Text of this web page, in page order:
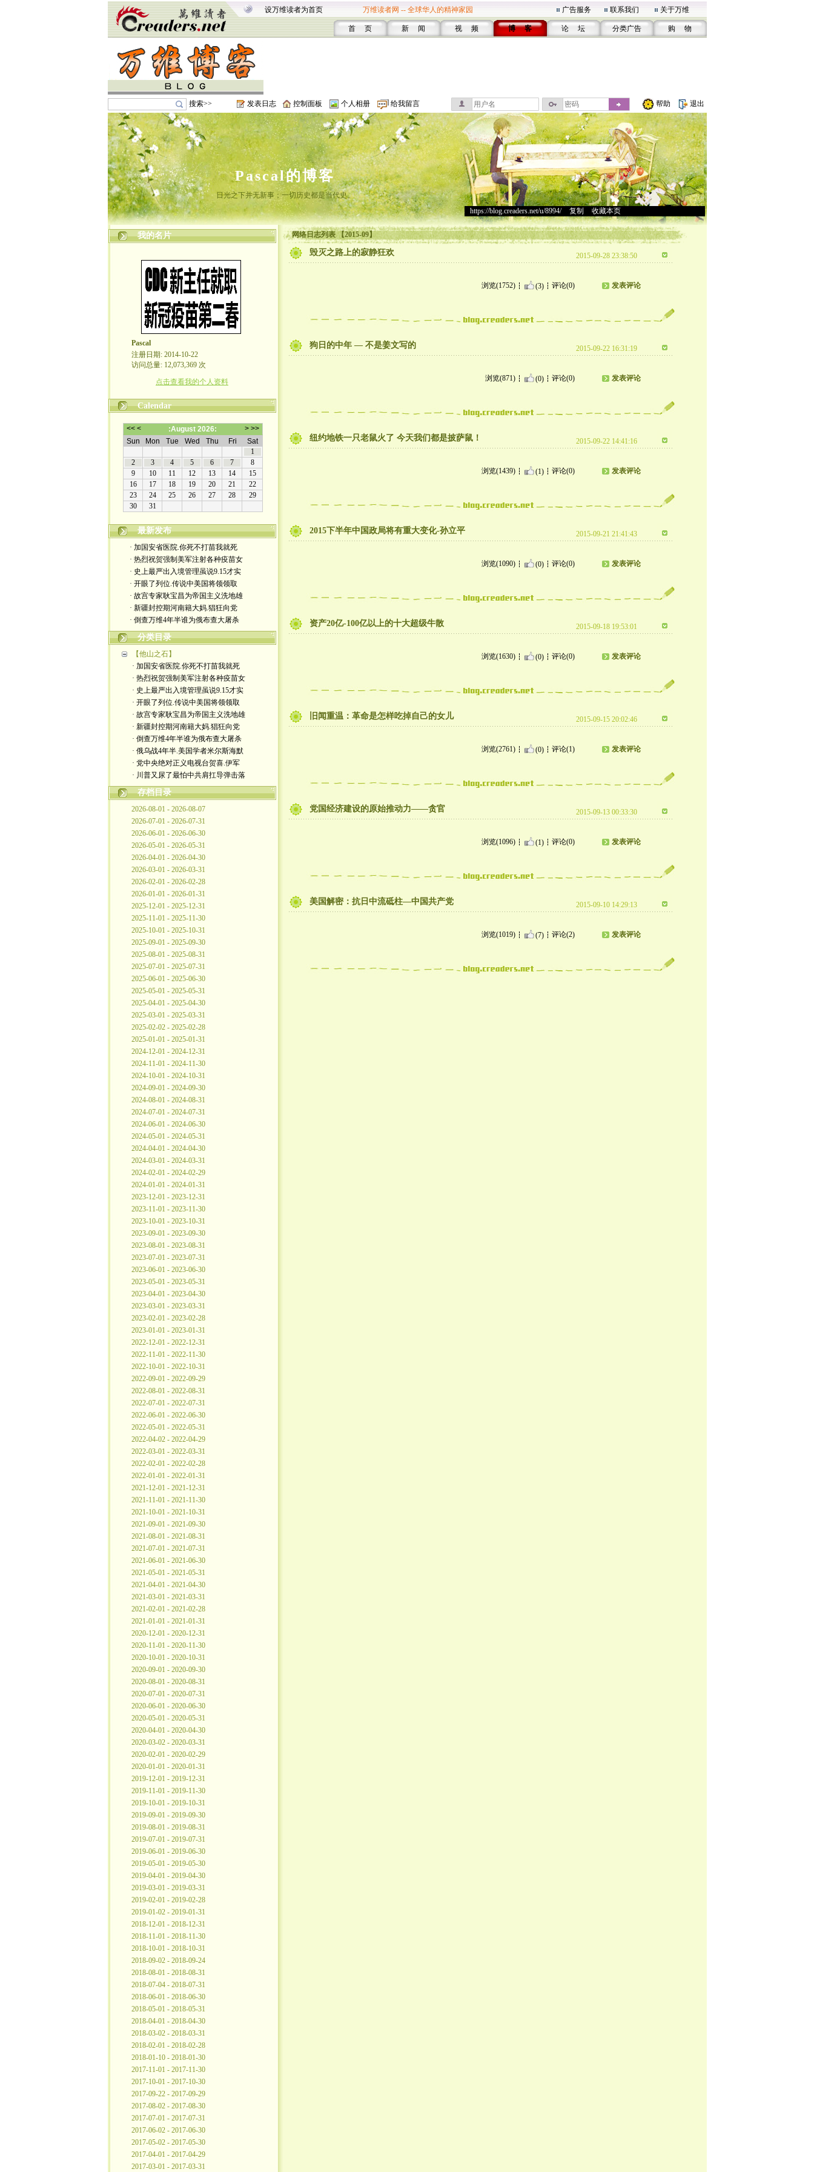
设万维读者为首页 万维读者网 -- 全球华人的精神家园 广告服务 联系我们 关于万维
首 页 新 闻 视 频 博 客 论 坛 分类广告 购 物
搜索>> 发表日志 控制面板 个人相册 给我留言 帮助 退出
Pascal的博客
日光之下并无新事；一切历史都是当代史。
https://blog.creaders.net/u/8994/> 复制 收藏本页
我的名片
Pascal
注册日期: 2014-10-22
访问总量: 12,073,369 次
点击查看我的个人资料
Calendar
最新发布
· 加国安省医院.你死不打苗我就死
· 热烈祝贺强制美军注射各种疫苗女
· 史上最严出入境管理虽说9.15才实
· 开眼了列位.传说中美国将领领取
· 故宫专家耿宝昌为帝国主义洗地雄
· 新疆封控期河南籍大妈.猖狂向党
· 倒查万维4年半谁为俄布查大屠杀
分类目录
【他山之石】
· 加国安省医院.你死不打苗我就死
· 热烈祝贺强制美军注射各种疫苗女
· 史上最严出入境管理虽说9.15才实
· 开眼了列位.传说中美国将领领取
· 故宫专家耿宝昌为帝国主义洗地雄
· 新疆封控期河南籍大妈.猖狂向党
· 倒查万维4年半谁为俄布查大屠杀
· 俄乌战4年半.美国学者米尔斯海默
· 党中央绝对正义电视台贺喜.伊军
· 川普又尿了最怕中共肩扛导弹击落
存档目录
2026-08-01 - 2026-08-07
2026-07-01 - 2026-07-31
2026-06-01 - 2026-06-30
2026-05-01 - 2026-05-31
2026-04-01 - 2026-04-30
2026-03-01 - 2026-03-31
2026-02-01 - 2026-02-28
2026-01-01 - 2026-01-31
2025-12-01 - 2025-12-31
2025-11-01 - 2025-11-30
2025-10-01 - 2025-10-31
2025-09-01 - 2025-09-30
2025-08-01 - 2025-08-31
2025-07-01 - 2025-07-31
2025-06-01 - 2025-06-30
2025-05-01 - 2025-05-31
2025-04-01 - 2025-04-30
2025-03-01 - 2025-03-31
2025-02-02 - 2025-02-28
2025-01-01 - 2025-01-31
2024-12-01 - 2024-12-31
2024-11-01 - 2024-11-30
2024-10-01 - 2024-10-31
2024-09-01 - 2024-09-30
2024-08-01 - 2024-08-31
2024-07-01 - 2024-07-31
2024-06-01 - 2024-06-30
2024-05-01 - 2024-05-31
2024-04-01 - 2024-04-30
2024-03-01 - 2024-03-31
2024-02-01 - 2024-02-29
2024-01-01 - 2024-01-31
2023-12-01 - 2023-12-31
2023-11-01 - 2023-11-30
2023-10-01 - 2023-10-31
2023-09-01 - 2023-09-30
2023-08-01 - 2023-08-31
2023-07-01 - 2023-07-31
2023-06-01 - 2023-06-30
2023-05-01 - 2023-05-31
2023-04-01 - 2023-04-30
2023-03-01 - 2023-03-31
2023-02-01 - 2023-02-28
2023-01-01 - 2023-01-31
2022-12-01 - 2022-12-31
2022-11-01 - 2022-11-30
2022-10-01 - 2022-10-31
2022-09-01 - 2022-09-29
2022-08-01 - 2022-08-31
2022-07-01 - 2022-07-31
2022-06-01 - 2022-06-30
2022-05-01 - 2022-05-31
2022-04-02 - 2022-04-29
2022-03-01 - 2022-03-31
2022-02-01 - 2022-02-28
2022-01-01 - 2022-01-31
2021-12-01 - 2021-12-31
2021-11-01 - 2021-11-30
2021-10-01 - 2021-10-31
2021-09-01 - 2021-09-30
2021-08-01 - 2021-08-31
2021-07-01 - 2021-07-31
2021-06-01 - 2021-06-30
2021-05-01 - 2021-05-31
2021-04-01 - 2021-04-30
2021-03-01 - 2021-03-31
2021-02-01 - 2021-02-28
2021-01-01 - 2021-01-31
2020-12-01 - 2020-12-31
2020-11-01 - 2020-11-30
2020-10-01 - 2020-10-31
2020-09-01 - 2020-09-30
2020-08-01 - 2020-08-31
2020-07-01 - 2020-07-31
2020-06-01 - 2020-06-30
2020-05-01 - 2020-05-31
2020-04-01 - 2020-04-30
2020-03-02 - 2020-03-31
2020-02-01 - 2020-02-29
2020-01-01 - 2020-01-31
2019-12-01 - 2019-12-31
2019-11-01 - 2019-11-30
2019-10-01 - 2019-10-31
2019-09-01 - 2019-09-30
2019-08-01 - 2019-08-31
2019-07-01 - 2019-07-31
2019-06-01 - 2019-06-30
2019-05-01 - 2019-05-30
2019-04-01 - 2019-04-30
2019-03-01 - 2019-03-31
2019-02-01 - 2019-02-28
2019-01-02 - 2019-01-31
2018-12-01 - 2018-12-31
2018-11-01 - 2018-11-30
2018-10-01 - 2018-10-31
2018-09-02 - 2018-09-24
2018-08-01 - 2018-08-31
2018-07-04 - 2018-07-31
2018-06-01 - 2018-06-30
2018-05-01 - 2018-05-31
2018-04-01 - 2018-04-30
2018-03-02 - 2018-03-31
2018-02-01 - 2018-02-28
2018-01-10 - 2018-01-30
2017-11-01 - 2017-11-30
2017-10-01 - 2017-10-30
2017-09-22 - 2017-09-29
2017-08-02 - 2017-08-30
2017-07-01 - 2017-07-31
2017-06-02 - 2017-06-30
2017-05-02 - 2017-05-30
2017-04-01 - 2017-04-29
2017-03-01 - 2017-03-31
网络日志列表 【2015-09】
毁灭之路上的寂静狂欢 2015-09-28 23:38:50
浏览(1752) (3) 评论(0) 发表评论
狗日的中年 — 不是姜文写的 2015-09-22 16:31:19
浏览(871) (0) 评论(0) 发表评论
纽约地铁一只老鼠火了 今天我们都是披萨鼠！ 2015-09-22 14:41:16
浏览(1439) (1) 评论(0) 发表评论
2015下半年中国政局将有重大变化-孙立平 2015-09-21 21:41:43
浏览(1090) (0) 评论(0) 发表评论
资产20亿-100亿以上的十大超级牛散 2015-09-18 19:53:01
浏览(1630) (0) 评论(0) 发表评论
旧闻重温：革命是怎样吃掉自己的女儿 2015-09-15 20:02:46
浏览(2761) (0) 评论(1) 发表评论
党国经济建设的原始推动力——贪官 2015-09-13 00:33:30
浏览(1096) (1) 评论(0) 发表评论
美国解密：抗日中流砥柱—中国共产党 2015-09-10 14:29:13
浏览(1019) (7) 评论(2) 发表评论